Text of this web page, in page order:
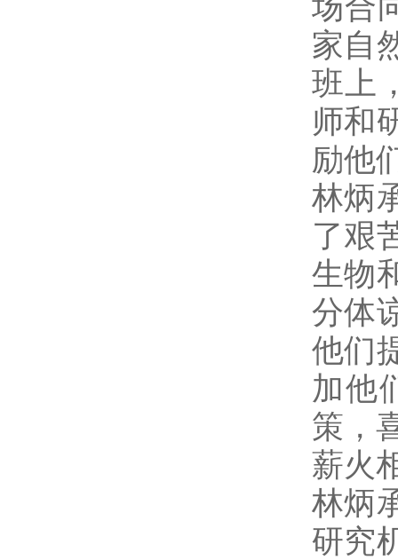
家自
班上
师和
励他
林炳
了艰
生物
分体
他们
加他
策，
薪火
林炳
研究